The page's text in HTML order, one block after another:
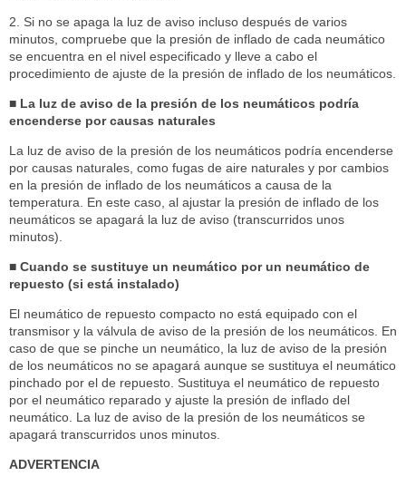
2. Si no se apaga la luz de aviso incluso después de varios
minutos, compruebe que la presión de inflado de cada neumático
se encuentra en el nivel especificado y lleve a cabo el
procedimiento de ajuste de la presión de inflado de los neumáticos.
■ La luz de aviso de la presión de los neumáticos podría
encenderse por causas naturales
La luz de aviso de la presión de los neumáticos podría encenderse
por causas naturales, como fugas de aire naturales y por cambios
en la presión de inflado de los neumáticos a causa de la
temperatura. En este caso, al ajustar la presión de inflado de los
neumáticos se apagará la luz de aviso (transcurridos unos
minutos).
■ Cuando se sustituye un neumático por un neumático de
repuesto (si está instalado)
El neumático de repuesto compacto no está equipado con el
transmisor y la válvula de aviso de la presión de los neumáticos. En
caso de que se pinche un neumático, la luz de aviso de la presión
de los neumáticos no se apagará aunque se sustituya el neumático
pinchado por el de repuesto. Sustituya el neumático de repuesto
por el neumático reparado y ajuste la presión de inflado del
neumático. La luz de aviso de la presión de los neumáticos se
apagará transcurridos unos minutos.
ADVERTENCIA